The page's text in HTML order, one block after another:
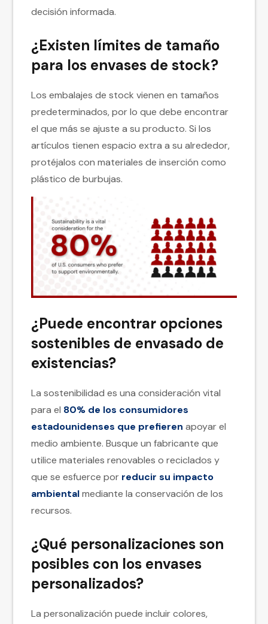
decisión informada.
¿Existen límites de tamaño
para los envases de stock?
Los embalajes de stock vienen en tamaños
predeterminados, por lo que debe encontrar
el que más se ajuste a su producto. Si los
artículos tienen espacio extra a su alrededor,
protéjalos con materiales de inserción como
plástico de burbujas.
¿Puede encontrar opciones
sostenibles de envasado de
existencias?
La sostenibilidad es una consideración vital
para el 80% de los consumidores
estadounidenses que prefieren apoyar el
medio ambiente. Busque un fabricante que
utilice materiales renovables o reciclados y
que se esfuerce por reducir su impacto
ambientalmediante la conservación de los
recursos.
¿Qué personalizaciones son
posibles con los envases
personalizados?
La personalización puede incluir colores,